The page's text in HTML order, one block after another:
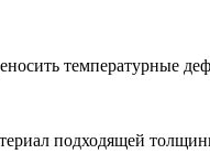
температурные
подходящей